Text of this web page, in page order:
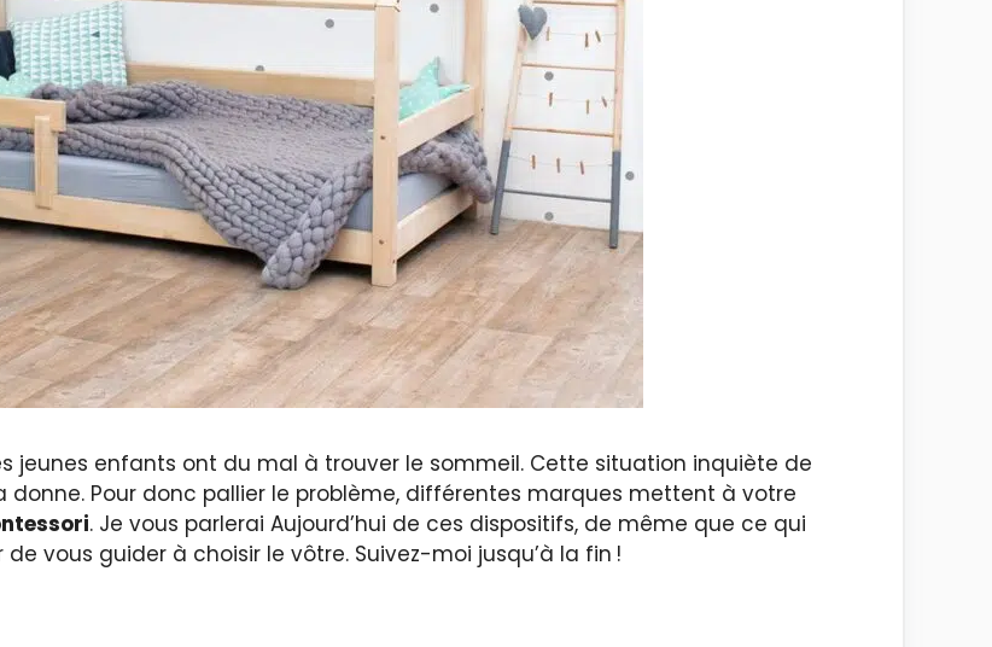
jeunes enfants ont du mal à trouver le sommeil. Cette situation inquiète de
donne. Pour donc pallier le problème, différentes marques mettent à votre
. Je vous parlerai Aujourd’hui de ces dispositifs, de même que ce qui
vous guider à choisir le vôtre. Suivez-moi jusqu’à la fin !